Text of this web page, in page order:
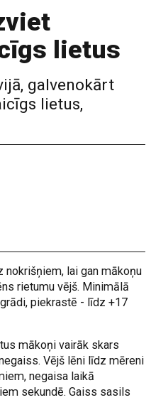
lietus
galvenokārt
lietus,
nokrišņiem, lai gan mākoņu
rietumu vējš. Minimālā
piekrastē - līdz +17
mākoņi vairāk skars
Vējš lēni līdz mēreni
negaisa laikā
sekundē. Gaiss sasils